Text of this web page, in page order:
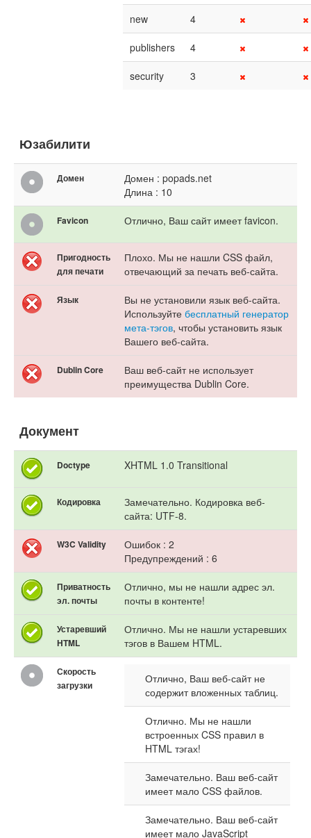
new 4
publishers 4
security 3
Юзабилити
Домен
Домен : popads.net
Длина : 10
Favicon Отлично, Ваш сайт имеет favicon.
Пригодность
для печати
Плохо. Мы не нашли CSS файл,
отвечающий за печать веб-сайта.
Язык
Вы не установили язык веб-сайта.
Используйте бесплатный генератор
мета-тэгов, чтобы установить язык
Вашего веб-сайта.
Dublin Core
Ваш веб-сайт не использует
преимущества Dublin Core.
Документ
Doctype XHTML 1.0 Transitional
Кодировка
Замечательно. Кодировка веб-
сайта: UTF-8.
W3C Validity
Ошибок : 2
Предупреждений : 6
Приватность
эл. почты
Отлично, мы не нашли адрес эл.
почты в контенте!
Устаревший
HTML
Отлично. Мы не нашли устаревших
тэгов в Вашем HTML.
Скорость
загрузки
Отлично, Ваш веб-сайт не
содержит вложенных таблиц.
Отлично. Мы не нашли
встроенных CSS правил в
HTML тэгах!
Замечательно. Ваш веб-сайт
имеет мало CSS файлов.
Замечательно. Ваш веб-сайт
имеет мало JavaScript